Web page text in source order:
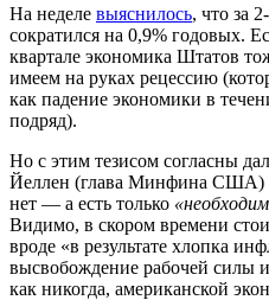
На неделе выяснилось, что за
сократился на 0,9% годовых.
квартале экономика Штатов
имеем на руках рецессию
как падение экономики в
подряд).
Но с этим тезисом согласны
Йеллен (глава Минфина США)
нет — а есть только
Видимо, в скором времени
вроде «в результате хлопка
высвобождение рабочей силы
как никогда, американской